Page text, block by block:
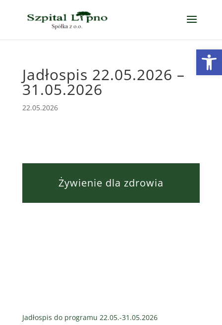
Jadłospis 22.05.2026 –
31.05.2026
22.05.2026
Żywienie dla zdrowia
Jadłospis do programu 22.05.-31.05.2026